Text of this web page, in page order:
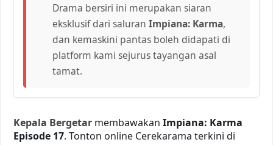
Drama bersiri ini merupakan siaran
eksklusif dari saluranImpiana: Karma,
dan kemaskini pantas boleh didapati di
platform kami sejurus tayangan asal
tamat.
Kepala Bergetar membawakanImpiana: Karma
Episode 17. Tonton online Cerekarama terkini di